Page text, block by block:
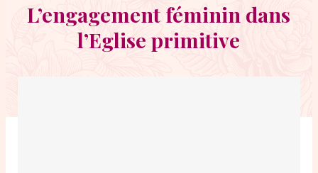
Actus au féminin
L’engagement féminin dans
l’Eglise primitive